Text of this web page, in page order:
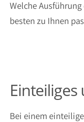
Welche
besten zu Ihnen
Bei einem